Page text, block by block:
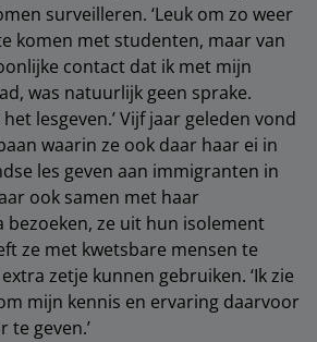
surveilleren. ‘Leuk om zo weer
komen met studenten, maar van
contact dat ik met mijn
was natuurlijk geen sprake.
lesgeven.’ Vijf jaar geleden vond
waarin ze ook daar haar ei in
les geven aan immigranten in
ook samen met haar
bezoeken, ze uit hun isolement
ze met kwetsbare mensen te
zetje kunnen gebruiken. ‘Ik zie
mijn kennis en ervaring daarvoor
te geven.’